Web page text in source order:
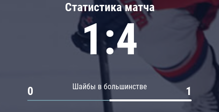
Статистика матча
1:4
Шайбы в большинстве
0 1